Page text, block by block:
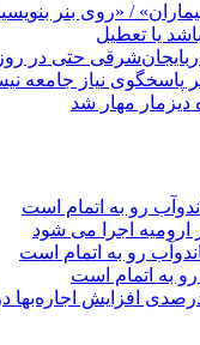
/ «روی بنر
یا تعطیل
حتی در
پاسخگوی نیاز جامعه
مهار شد
رو به اتمام است
ارومیه اجرا می شود
رو به اتمام است
به اتمام است